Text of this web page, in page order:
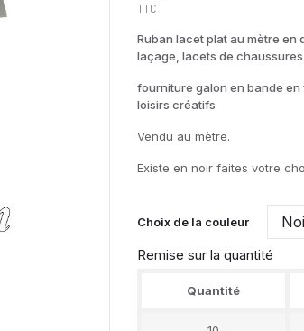
TTC
Ruban lacet plat au mètre en
laçage, lacets de chaussures
fourniture galon en bande
loisirs créatifs
Vendu au mètre.
Existe en noir faites votre
Choix de la couleur
Remise sur la quantité
Quantité